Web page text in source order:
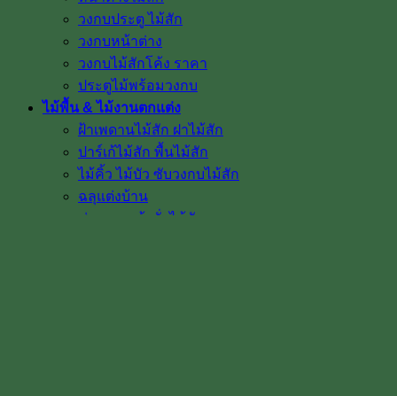
วงกบประตู ไม้สัก
วงกบหน้าต่าง
วงกบไม้สักโค้ง ราคา
ประตูไม้พร้อมวงกบ
ไม้พื้น & ไม้งานตกแต่ง
ฝ้าเพดานไม้สัก ฝาไม้สัก
ปาร์เก้ไม้สัก พื้นไม้สัก
ไม้คิ้ว ไม้บัว ซับวงกบไม้สัก
ฉลุแต่งบ้าน
ช่องลม หน้าจั่วไม้สัก